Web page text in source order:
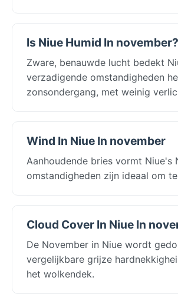
Is Niue Humid In november?
Zware, benauwde lucht bedekt
verzadigende omstandigheden
zonsondergang, met weinig
Wind In Niue In november
Aanhoudende bries vormt
omstandigheden zijn ideaal om
Cloud Cover In Niue In
De November in Niue wordt
vergelijkbare grijze
het wolkendek.